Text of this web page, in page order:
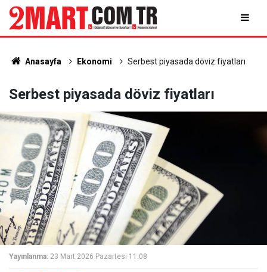
Anasayfa Ekonomi Serbest piyasada döviz fiyatları
Serbest piyasada döviz fiyatları
Yayınlanma: 23 Mart 2026 Pazartesi 11:08